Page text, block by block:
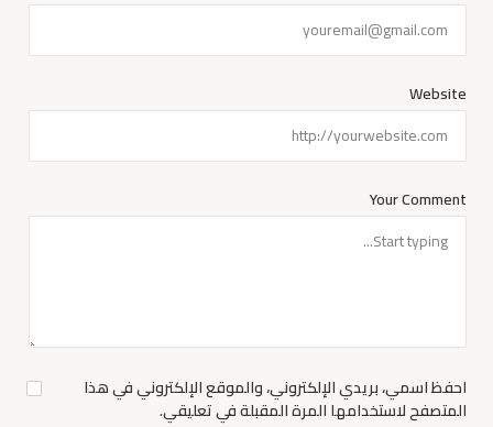
Your Comment
Website
احفظ اسمي، بريدي الإلكتروني، والموقع الإلكتروني في هذا
المتصفح لاستخدامها المرة المقبلة في تعليقي.